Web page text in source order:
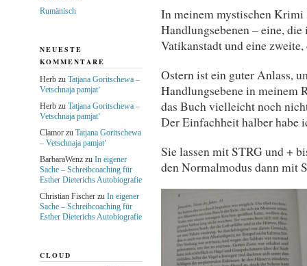
In meinem mystischen Krimi
Handlungsebenen – eine,
Vatikanstadt und eine
Ostern ist ein guter Anlass,
Handlungsebene in meinem
das Buch vielleicht noch
Der Einfachheit halber habe
Sie lassen mit STRG und +
den Normalmodus dann mit
Rumänisch
NEUESTE
KOMMENTARE
Herbzu Tatjana Goritschewa –
Vetschnaja pamjat‘
Herbzu Tatjana Goritschewa –
Vetschnaja pamjat‘
Clamorzu Tatjana Goritschewa
– Vetschnaja pamjat‘
BarbaraWenzzu In eigener
Sache – Schreibcoaching für
Esther Dieterichs Autobiografie
Christian Fischerzu In eigener
Sache – Schreibcoaching für
Esther Dieterichs Autobiografie
CLOUD